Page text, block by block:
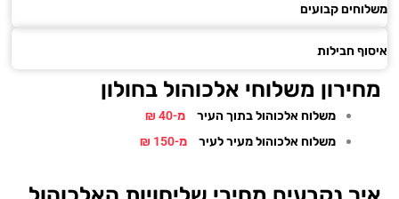
קבועים
חבילות
משלוחי אלכוהול בחולון
משלוח אלכוהול בתוך העיר
מ-40 ₪
משלוח אלכוהול מעיר לעיר
מ-150 ₪